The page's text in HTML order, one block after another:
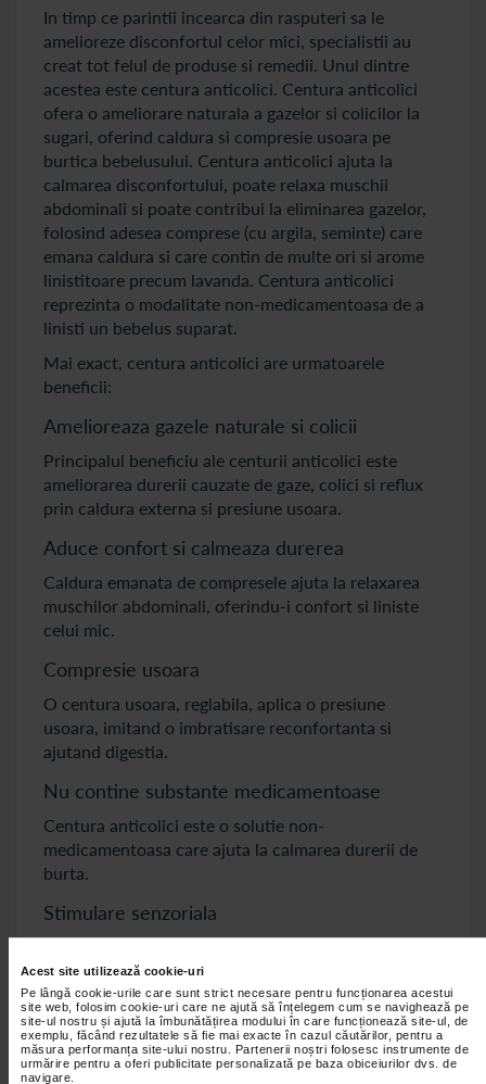
Acest site utilizează cookie-uri
Pe lângă cookie-urile care sunt strict necesare pentru funcționarea acestui
site web, folosim cookie-uri care ne ajută să înțelegem cum se navighează pe
site-ul nostru și ajută la îmbunătățirea modului în care funcționează site-ul, de
exemplu, făcând rezultatele să fie mai exacte în cazul căutărilor, pentru a
măsura performanța site-ului nostru. Partenerii noștri folosesc instrumente de
urmărire pentru a oferi publicitate personalizată pe baza obiceiurilor dvs. de
navigare.
In timp ce parintii incearca din rasputeri sa le
amelioreze disconfortul celor mici, specialistii au
creat tot felul de produse si remedii. Unul dintre
acestea este centura anticolici. Centura anticolici
ofera o ameliorare naturala a gazelor si colicilor la
sugari, oferind caldura si compresie usoara pe
burtica bebelusului. Centura anticolici ajuta la
calmarea disconfortului, poate relaxa muschii
abdominali si poate contribui la eliminarea gazelor,
folosind adesea comprese (cu argila, seminte) care
emana caldura si care contin de multe ori si arome
linistitoare precum lavanda. Centura anticolici
reprezinta o modalitate non-medicamentoasa de a
linisti un bebelus suparat.
Mai exact, centura anticolici are urmatoarele
beneficii:
Amelioreaza gazele naturale si colicii
Principalul beneficiu ale centurii anticolici este
ameliorarea durerii cauzate de gaze, colici si reflux
prin caldura externa si presiune usoara.
Aduce confort si calmeaza durerea
Caldura emanata de compresele ajuta la relaxarea
muschilor abdominali, oferindu-i confort si liniste
celui mic.
Compresie usoara
O centura usoara, reglabila, aplica o presiune
usoara, imitand o imbratisare reconfortanta si
ajutand digestia.
Nu contine substante medicamentoase
Centura anticolici este o solutie non-
medicamentoasa care ajuta la calmarea durerii de
burta.
Stimulare senzoriala
cum ar fi texturi moi sau jucarii atasate, pentru a
distrage si distra bebelusul.
Este versatila
Compresele pe baza de argila pot fi, de asemenea,